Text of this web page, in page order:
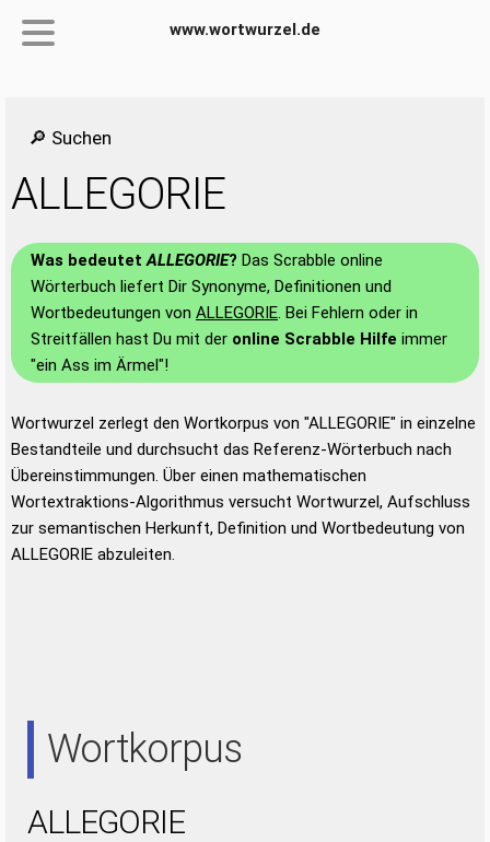
www.wortwurzel.de
🔎 Suchen
ALLEGORIE
Was bedeutetALLEGORIE? Das Scrabble online
Wörterbuch liefert Dir Synonyme, Definitionen und
Wortbedeutungen von ALLEGORIE. Bei Fehlern oder in
Streitfällen hast Du mit der online Scrabble Hilfe immer
"ein Ass im Ärmel"!
Wortwurzel zerlegt den Wortkorpus von "ALLEGORIE" in einzelne
Bestandteile und durchsucht das Referenz-Wörterbuch nach
Übereinstimmungen. Über einen mathematischen
Wortextraktions-Algorithmus versucht Wortwurzel, Aufschluss
zur semantischen Herkunft, Definition und Wortbedeutung von
ALLEGORIE abzuleiten.
Wortkorpus
ALLEGORIE